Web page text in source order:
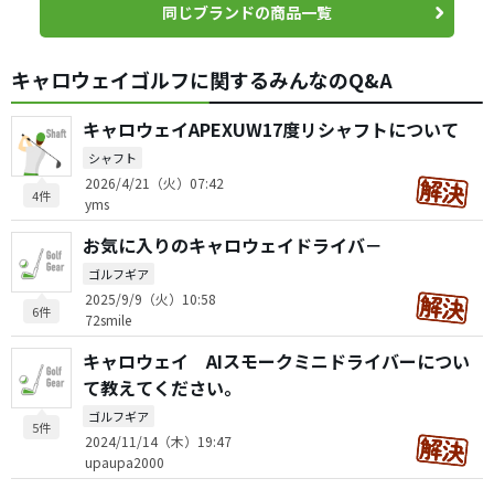
同じブランドの商品一覧
キャロウェイゴルフに関するみんなのQ&A
4件
キャロウェイAPEXUW17度リシャフトについて
シャフト
2026/4/21（火）07:42
yms
6件
お気に入りのキャロウェイドライバ－
ゴルフギア
2025/9/9（火）10:58
72smile
5件
キャロウェイ AIスモークミニドライバーについ
て教えてください。
ゴルフギア
2024/11/14（木）19:47
upaupa2000